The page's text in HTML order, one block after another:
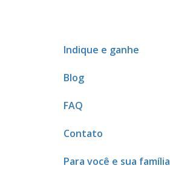
Indique e ganhe
Blog
FAQ
Contato
Para você e sua família